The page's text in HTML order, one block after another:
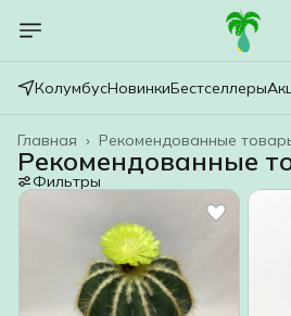
КолумбусНовинкиБестселлеры
Рекомендованные
Главная ›
Рекомендованные
Фильтры